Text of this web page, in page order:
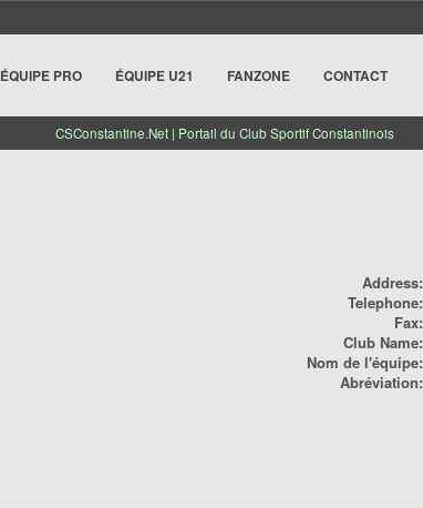
ÉQUIPE PRO ÉQUIPE U21 FANZONE CONTACT
CSConstantine.Net | Portail du Club Sportif Constantinois
Address:
Telephone:
Fax:
Club Name:
Nom de l'équipe:
Abréviation: